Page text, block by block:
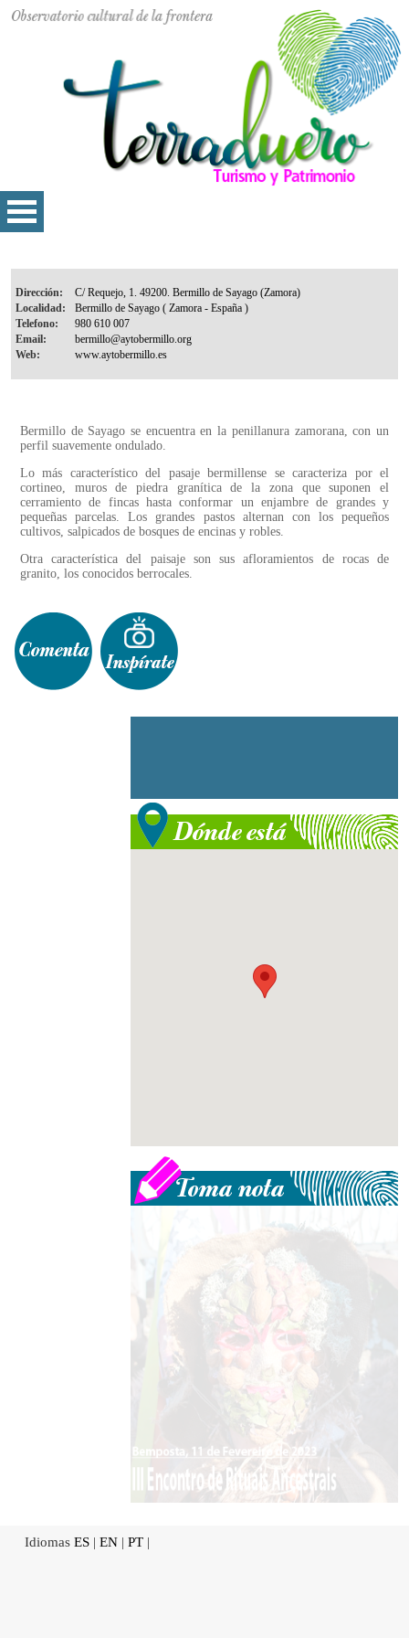
Dirección:
Localidad:
Telefono:
Email:
Web:
Bermillo de Sayago se encuentra en la penillanura zamorana, con un
perfil suavemente ondulado.
Lo más característico del pasaje bermillense se caracteriza por el
cortineo, muros de piedra granítica de la zona que suponen el
cerramiento de fincas hasta conformar un enjambre de grandes y
pequeñas parcelas. Los grandes pastos alternan con los pequeños
cultivos, salpicados de bosques de encinas y robles.
Otra característica del paisaje son sus afloramientos de rocas de
granito, los conocidos berrocales.
Idiomas ES | EN | PT |